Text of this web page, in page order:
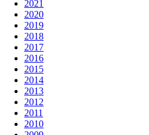
2021
2020
2019
2018
2017
2016
2015
2014
2013
2012
2011
2010